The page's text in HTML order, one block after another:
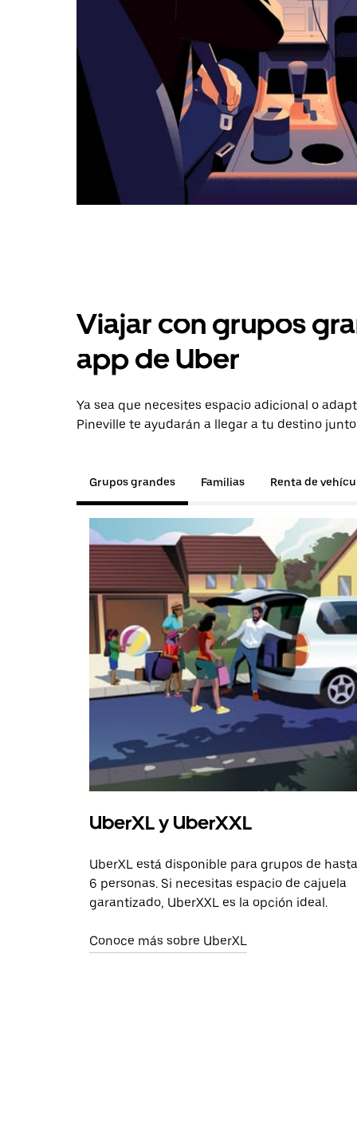
Viajar con grupos
app de Uber
Ya sea que necesites espacio adicional o
Pineville te ayudarán a llegar a tu destino
Grupos grandes Familias Renta de
UberXL y UberXXL
UberXL está disponible para grupos de hasta
6 personas. Si necesitas espacio de cajuela
garantizado, UberXXL es la opción ideal.
Conoce más sobre UberXL